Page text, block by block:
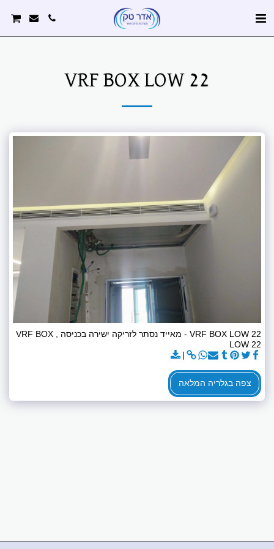
VRF BOX LOW 22
VRF BOX LOW 22 - מאייד נסתר לזריקה ישירה בכניסה , VRF BOX
LOW 22
צפה בגלריה המלאה